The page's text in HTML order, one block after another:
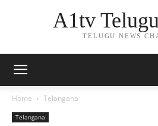
A1tv
TELUGU NEWS
Home Telangana
Telangana